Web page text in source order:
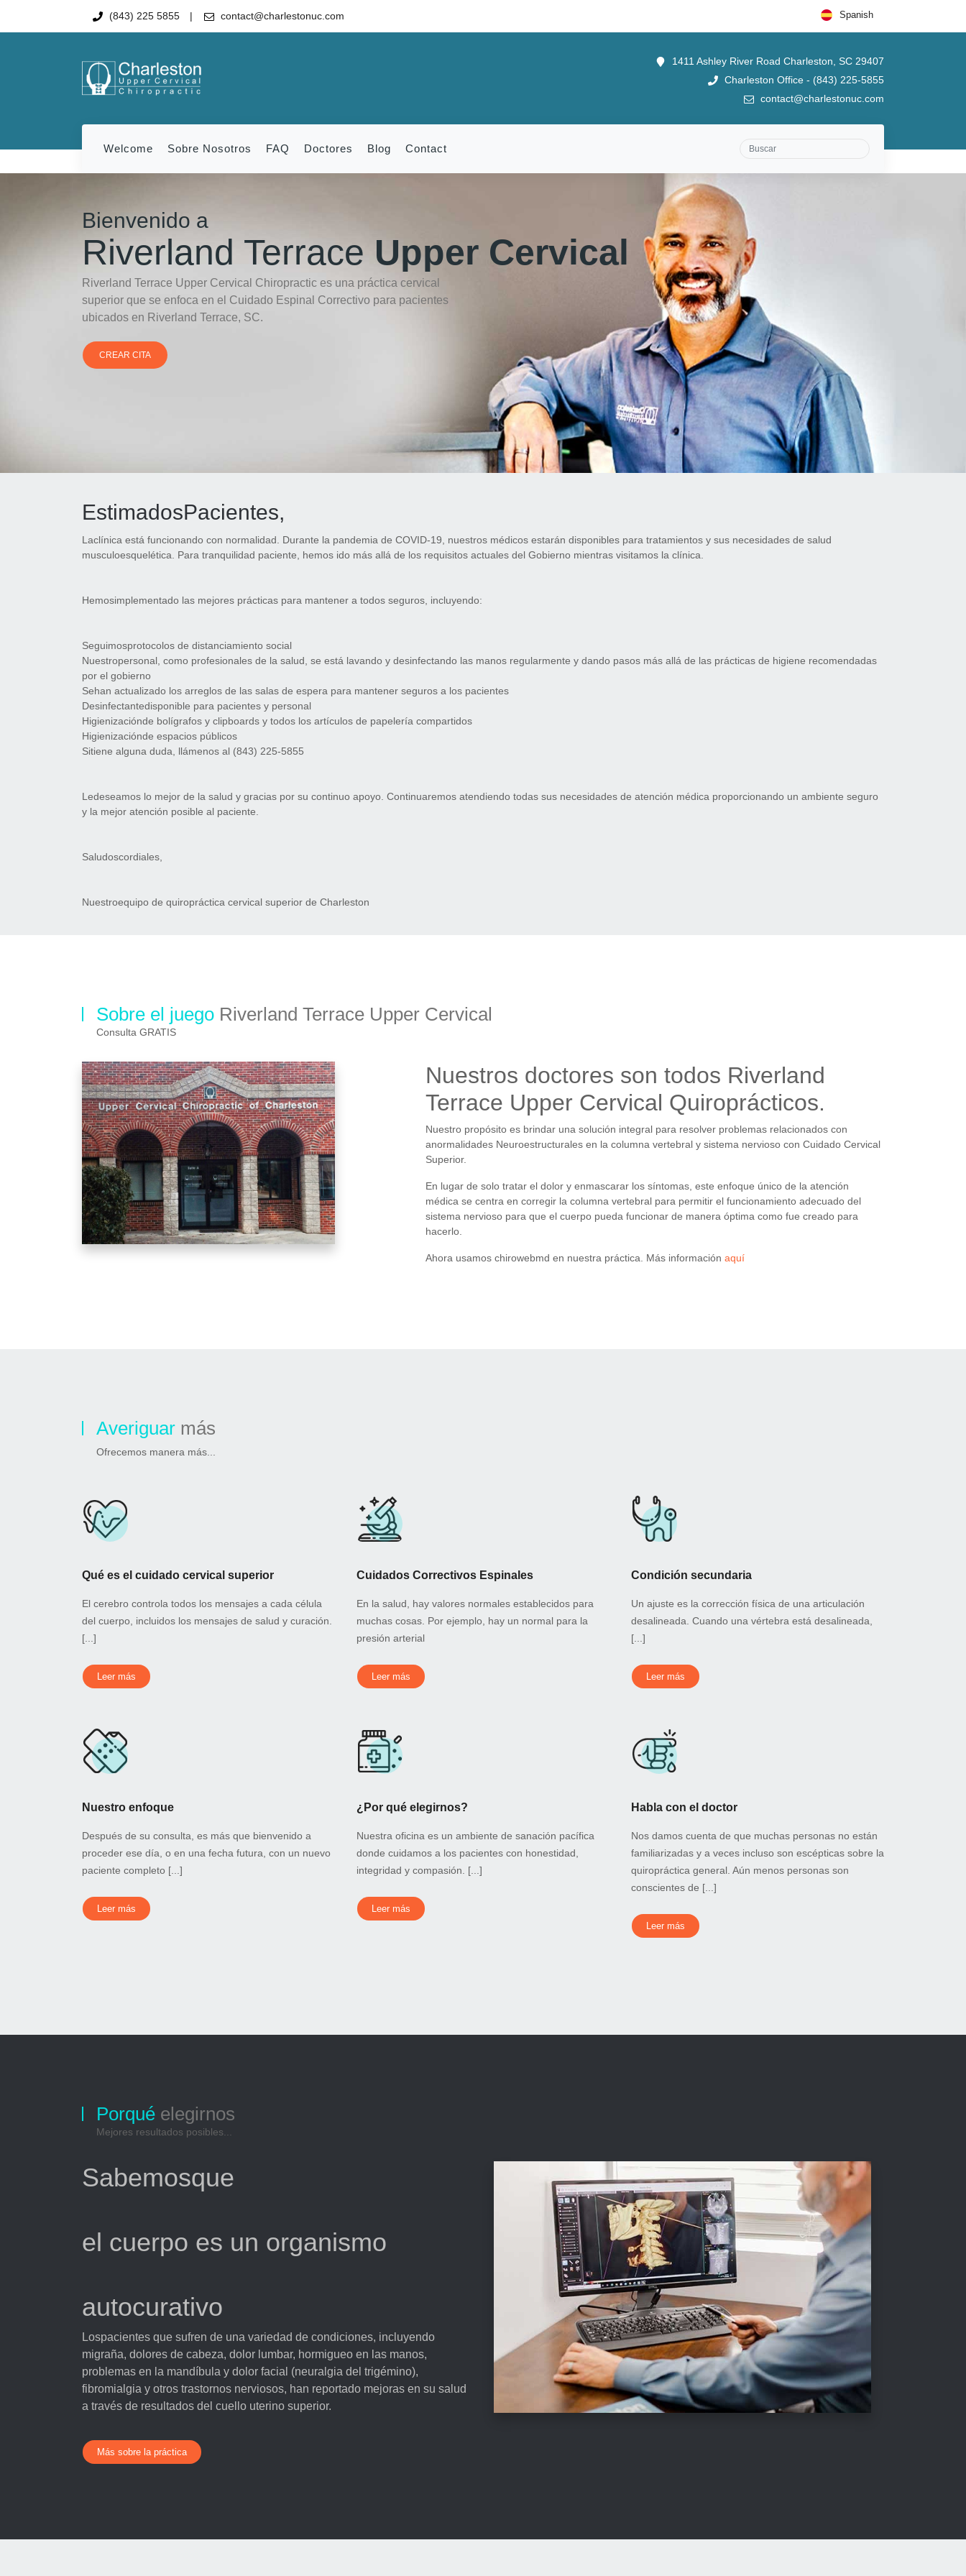
(843) 225 5855 contact@charlestonuc.com Spanish
1411 Ashley River Road Charleston, SC 29407
Charleston Office - (843) 225-5855
contact@charlestonuc.com
Welcome Sobre Nosotros FAQ Doctores Blog Contact
Bienvenido a
Riverland Terrace Upper Cervical
Riverland Terrace Upper Cervical Chiropractic es una práctica cervical
superior que se enfoca en el Cuidado Espinal Correctivo para pacientes
ubicados en Riverland Terrace, SC.
CREAR CITA
EstimadosPacientes,
Laclínica está funcionando con normalidad. Durante la pandemia de COVID-19, nuestros médicos estarán disponibles para tratamientos y sus necesidades de salud
musculoesquelética. Para tranquilidad paciente, hemos ido más allá de los requisitos actuales del Gobierno mientras visitamos la clínica.
Hemosimplementado las mejores prácticas para mantener a todos seguros, incluyendo:
Seguimosprotocolos de distanciamiento social
Nuestropersonal, como profesionales de la salud, se está lavando y desinfectando las manos regularmente y dando pasos más allá de las prácticas de higiene recomendadas
por el gobierno
Sehan actualizado los arreglos de las salas de espera para mantener seguros a los pacientes
Desinfectantedisponible para pacientes y personal
Higienizaciónde bolígrafos y clipboards y todos los artículos de papelería compartidos
Higienizaciónde espacios públicos
Sitiene alguna duda, llámenos al (843) 225-5855
Ledeseamos lo mejor de la salud y gracias por su continuo apoyo. Continuaremos atendiendo todas sus necesidades de atención médica proporcionando un ambiente seguro
y la mejor atención posible al paciente.
Saludoscordiales,
Nuestroequipo de quiropráctica cervical superior de Charleston
Sobre el juego Riverland Terrace Upper Cervical
Consulta GRATIS
Nuestros doctores son todos Riverland
Terrace Upper Cervical Quiroprácticos.
Nuestro propósito es brindar una solución integral para resolver problemas relacionados con
anormalidades Neuroestructurales en la columna vertebral y sistema nervioso con Cuidado Cervical
Superior.
En lugar de solo tratar el dolor y enmascarar los síntomas, este enfoque único de la atención
médica se centra en corregir la columna vertebral para permitir el funcionamiento adecuado del
sistema nervioso para que el cuerpo pueda funcionar de manera óptima como fue creado para
hacerlo.
Ahora usamos chirowebmd en nuestra práctica. Más información aquí
Averiguar más
Ofrecemos manera más...
Qué es el cuidado cervical superior
El cerebro controla todos los mensajes a cada célula
del cuerpo, incluidos los mensajes de salud y curación.
[...]
Leer más
Cuidados Correctivos Espinales
En la salud, hay valores normales establecidos para
muchas cosas. Por ejemplo, hay un normal para la
presión arterial
Leer más
Condición secundaria
Un ajuste es la corrección física de una articulación
desalineada. Cuando una vértebra está desalineada,
[...]
Leer más
Nuestro enfoque
Después de su consulta, es más que bienvenido a
proceder ese día, o en una fecha futura, con un nuevo
paciente completo [...]
Leer más
¿Por qué elegirnos?
Nuestra oficina es un ambiente de sanación pacífica
donde cuidamos a los pacientes con honestidad,
integridad y compasión. [...]
Leer más
Habla con el doctor
Nos damos cuenta de que muchas personas no están
familiarizadas y a veces incluso son escépticas sobre la
quiropráctica general. Aún menos personas son
conscientes de [...]
Leer más
Porqué elegirnos
Mejores resultados posibles...
Sabemosque
el cuerpo es un organismo
autocurativo
Lospacientes que sufren de una variedad de condiciones, incluyendo
migraña, dolores de cabeza, dolor lumbar, hormigueo en las manos,
problemas en la mandíbula y dolor facial (neuralgia del trigémino),
fibromialgia y otros trastornos nerviosos, han reportado mejoras en su salud
a través de resultados del cuello uterino superior.
Más sobre la práctica